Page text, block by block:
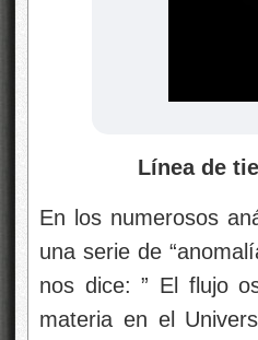
Línea de
En los numerosos
una serie de
nos dice: ” El flujo
materia en el